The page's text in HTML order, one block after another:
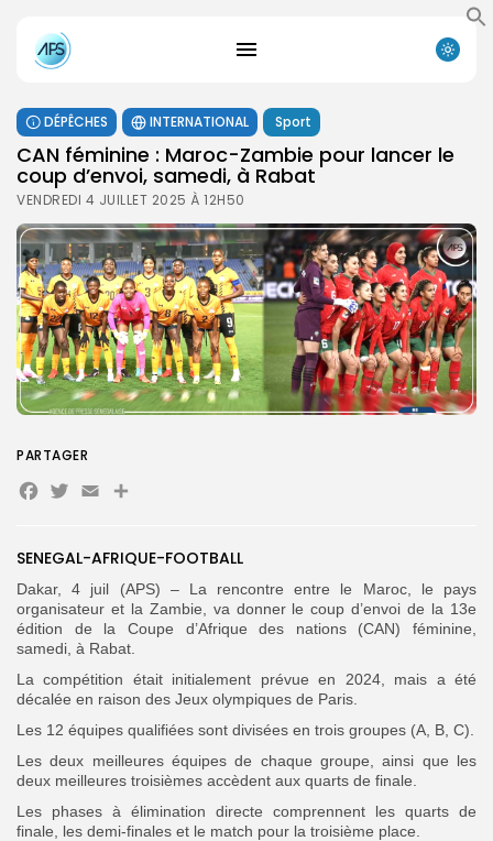
Search
Button
DÉPÊCHES INTERNATIONAL Sport
CAN féminine : Maroc-Zambie pour lancer le
coup d’envoi, samedi, à Rabat
VENDREDI 4 JUILLET 2025 À 12H50
SENEGAL-AFRIQUE-FOOTBALL
Dakar, 4 juil (APS) – La rencontre entre le Maroc, le pays
organisateur et la Zambie, va donner le coup d’envoi de la 13e
édition de la Coupe d’Afrique des nations (CAN) féminine,
samedi, à Rabat.
La compétition était initialement prévue en 2024, mais a été
décalée en raison des Jeux olympiques de Paris.
Les 12 équipes qualifiées sont divisées en trois groupes (A, B, C).
Les deux meilleures équipes de chaque groupe, ainsi que les
deux meilleures troisièmes accèdent aux quarts de finale.
Les phases à élimination directe comprennent les quarts de
finale, les demi-finales et le match pour la troisième place.
PARTAGER
Facebook
Twitter
EmailPartager